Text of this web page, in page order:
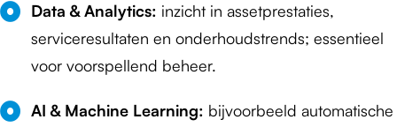
Data & Analytics: inzicht in assetprestaties,
serviceresultaten en onderhoudstrends; essentieel
voor voorspellend beheer.
AI & Machine Learning: bijvoorbeeld automatische